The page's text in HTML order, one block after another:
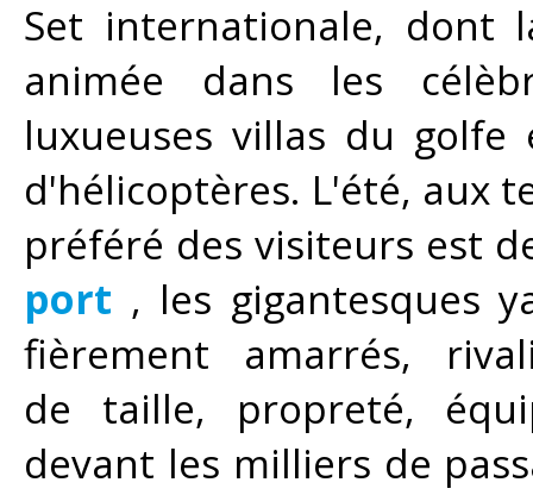
Set internationale, dont
animée dans les
luxueuses villas du
d'hélicoptères. L'été, aux
préféré des visiteurs est
port , les gigantesques
fièrement amarrés,
de taille, propreté,
devant les milliers de